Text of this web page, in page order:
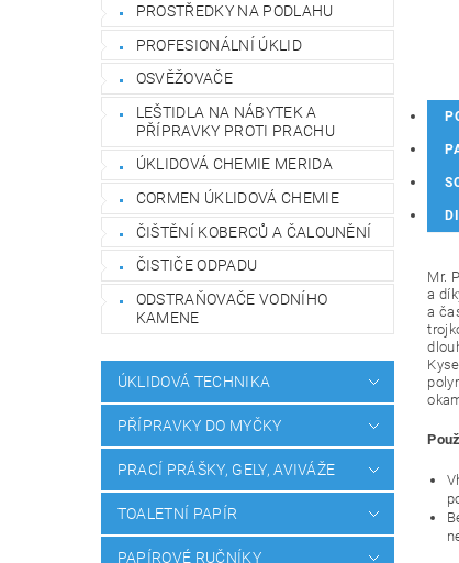
PROSTŘEDKY NA PODLAHU
PROFESIONÁLNÍ ÚKLID
OSVĚŽOVAČE
LEŠTIDLA NA NÁBYTEK A
PŘÍPRAVKY PROTI PRACHU
ÚKLIDOVÁ CHEMIE MERIDA
CORMEN ÚKLIDOVÁ CHEMIE
ČIŠTĚNÍ KOBERCŮ A ČALOUNĚNÍ
ČISTIČE ODPADU
ODSTRAŇOVAČE VODNÍHO
KAMENE
ÚKLIDOVÁ TECHNIKA
PŘÍPRAVKY DO MYČKY
PRACÍ PRÁŠKY, GELY, AVIVÁŽE
TOALETNÍ PAPÍR
PAPÍROVÉ RUČNÍKY
Mr.
a
a